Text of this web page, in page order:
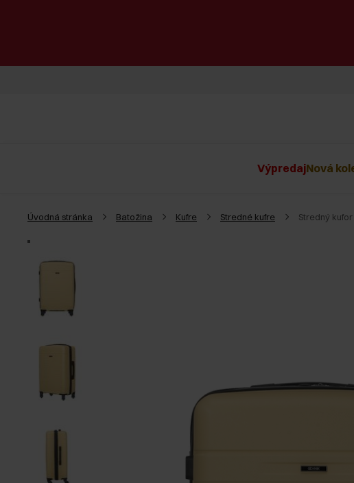
VýpredajNová
Úvodná stránka Batožina Kufre Stredné kufre Stredný